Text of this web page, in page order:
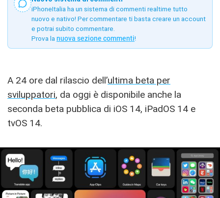
iPhoneItalia ha un sistema di commenti realtime tutto
nuovo e nativo! Per commentare ti basta creare un account
e potrai subito commentare.
Prova la nuova sezione commenti!
A 24 ore dal rilascio dell’ultima beta per
sviluppatori, da oggi è disponibile anche la
seconda beta pubblica di iOS 14, iPadOS 14 e
tvOS 14.